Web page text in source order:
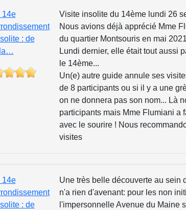
14e
: de
Visite insolite du 14ème lundi 26
Nous avions déjà apprécié Mme
du quartier Montsouris en mai
Lundi dernier, elle était tout aussi
le 14ème...
Un(e) autre guide annule ses
de 8 participants ou si il y a une
on ne donnera pas son nom... Là
participants mais Mme Flumiani a
avec le sourire ! Nous
visites
14e
: de
Une très belle découverte au sein
n'a rien d'avenant: pour les non
l'impersonnelle Avenue du Maine